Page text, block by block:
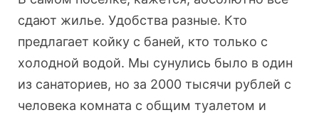
сдают жилье. Удобства разные. Кто
предлагает койку с баней, кто только с
холодной водой. Мы сунулись было в один
из санаториев, но за 2000 тысячи рублей с
человека комната с общим туалетом и